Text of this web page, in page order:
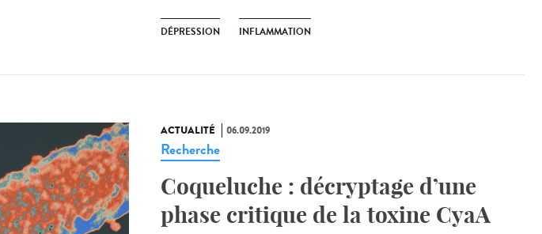
DÉPRESSION INFLAMMATION
ACTUALITÉ 06.09.2019
Recherche
Coqueluche : décryptage d’une
phase critique de la toxine CyaA